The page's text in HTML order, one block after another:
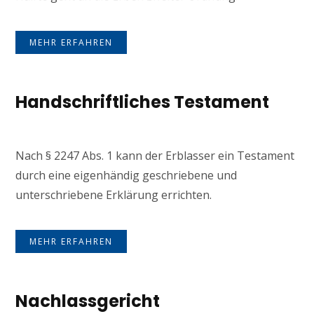
MEHR ERFAHREN
Handschriftliches Testament
Nach § 2247 Abs. 1 kann der Erblasser ein Testament
durch eine eigenhändig geschriebene und
unterschriebene Erklärung errichten.
MEHR ERFAHREN
Nachlassgericht